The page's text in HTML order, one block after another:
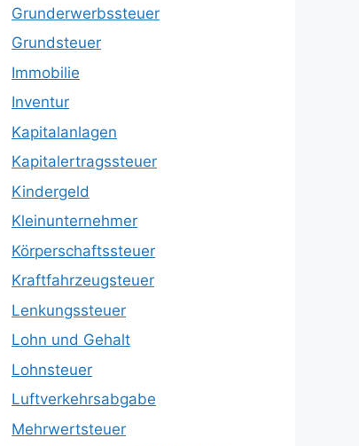
Grunderwerbssteuer
Grundsteuer
Immobilie
Inventur
Kapitalanlagen
Kapitalertragssteuer
Kindergeld
Kleinunternehmer
Körperschaftssteuer
Kraftfahrzeugsteuer
Lenkungssteuer
Lohn und Gehalt
Lohnsteuer
Luftverkehrsabgabe
Mehrwertsteuer